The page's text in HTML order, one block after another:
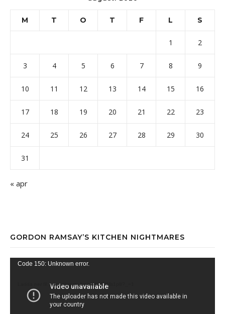
M T O T F L S
1 2
3 4 5 6 7 8 9
10 11 12 13 14 15 16
17 18 19 20 21 22 23
24 25 26 27 28 29 30
31
« apr
GORDON RAMSAY’S KITCHEN NIGHTMARES
Videospelare
Code 150: Unknown error.
Ladda ner fil: https://youtu.be/qb4D17Ms1p8?_=1